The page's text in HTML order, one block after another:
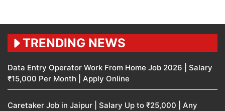
TRENDING NEWS
Data Entry Operator Work From Home Job 2026 | Salary
₹15,000 Per Month | Apply Online
Caretaker Job in Jaipur | Salary Up to ₹25,000 | Any